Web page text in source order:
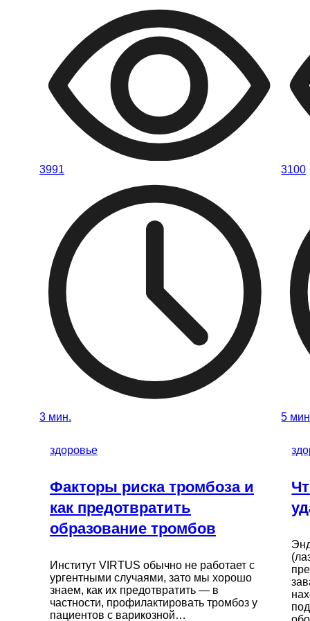
3991
3 мин.
здоровье
Факторы риска тромбоза и
как предотвратить
образование тромбов
Институт VIRTUS обычно не работает с
ургентными случаями, зато мы хорошо
знаем, как их предотвратить — в
частности, профилактировать тромбоз у
пациентов с варикозной…
3100
5